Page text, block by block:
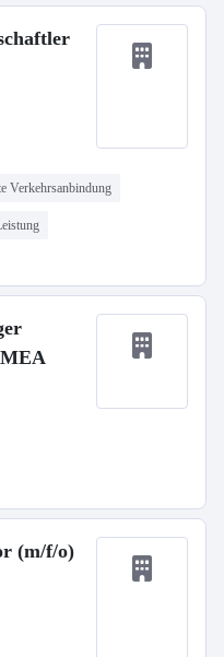
Verkehrsanbindung
(m/f/o)